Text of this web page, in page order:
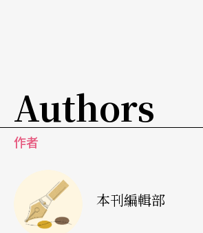
Authors
作者
本刊編輯部